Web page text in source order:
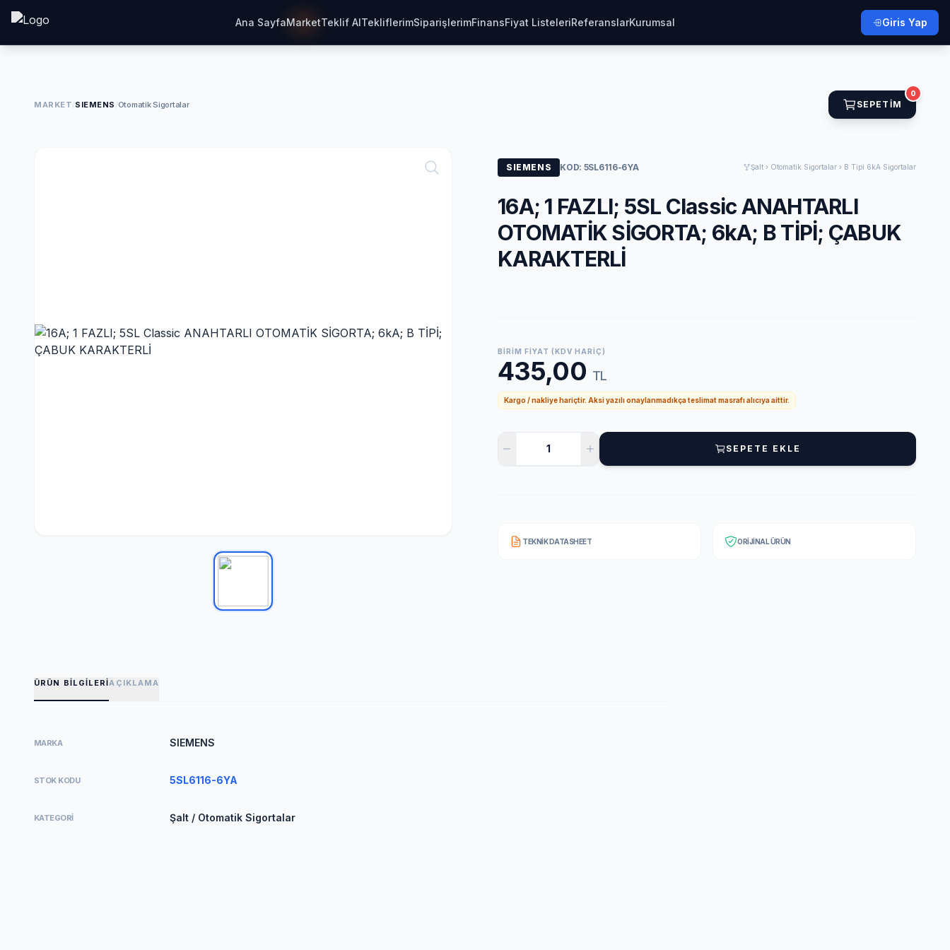
Ana SayfaMarketTeklif AlTekliflerimSiparişlerimFinansFiyat ListeleriReferanslarKurumsal Giris Yap
MARKET/SIEMENS /Otomatik Sigortalar SEPETIM
0
SIEMENS KOD: 5SL6116-6YA Şalt › Otomatik Sigortalar › B Tipi 6kA Sigortalar
16A; 1 FAZLI; 5SL Classic ANAHTARLI
OTOMATİK SİGORTA; 6kA; B TİPİ; ÇABUK
KARAKTERLİ
BIRIM FIYAT (KDV HARIÇ)
435,00 TL
Kargo / nakliye hariçtir. Aksi yazılı onaylanmadıkça teslimat masrafı alıcıya aittir.
SEPETE EKLE
TEKNIK DATASHEET ORIJINAL ÜRÜN
ÜRÜN BILGILERIAÇIKLAMA
MARKA SIEMENS
STOK KODU 5SL6116-6YA
KATEGORI Şalt / Otomatik Sigortalar